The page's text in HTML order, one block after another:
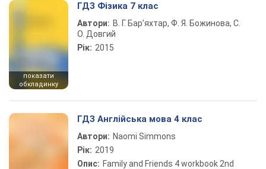
показати
обкладинку
ГДЗ Фізика 7 клас
Автори: В. Г. Бар’яхтар, Ф. Я. Божинова, С.
О. Довгий
Рік: 2015
ГДЗ Англійська мова 4 клас
Автори: Naomi Simmons
Рік: 2019
Опис: Family and Friends 4 workbook 2nd